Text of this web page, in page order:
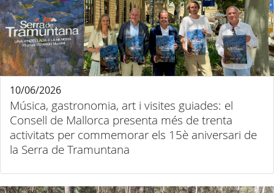
Música, gastronomia, art i visites guiades: el
Consell de Mallorca presenta més de trenta
activitats per commemorar els 15è aniversari de
la Serra de Tramuntana
10/06/2026